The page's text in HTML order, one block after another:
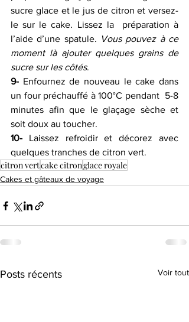
sucre glace et le jus de citron et versez-
le sur le cake. Lissez la  préparation à
l’aide d’une spatule. Vous pouvez à ce
moment là ajouter quelques grains de
sucre sur les côtés.
9- Enfournez de nouveau le cake dans
un four préchauffé à 100°C pendant  5-8
minutes afin que le glaçage sèche et
soit doux au toucher.
10- Laissez refroidir et décorez avec
quelques tranches de citron vert.
citron vertcake citronglace royale
Cakes et gâteaux de voyage
Posts récents Voir tout